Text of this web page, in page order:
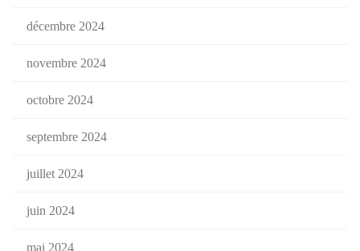
décembre 2024
novembre 2024
octobre 2024
septembre 2024
juillet 2024
juin 2024
mai 2024